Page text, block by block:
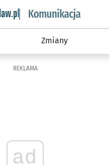
wroclaw.pl
Zmiany
REKLAMA
ad